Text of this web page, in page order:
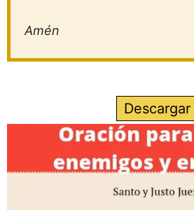
Amén
Descargar